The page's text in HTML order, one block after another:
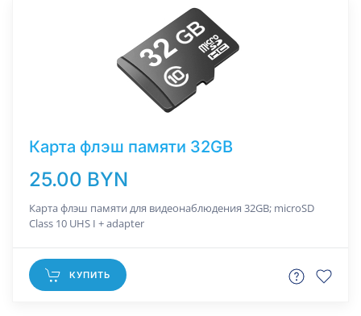
Карта флэш памяти 32GB
25.00 BYN
Карта флэш памяти для видеонаблюдения 32GB; microSD
Class 10 UHS I + adapter
КУПИТЬ